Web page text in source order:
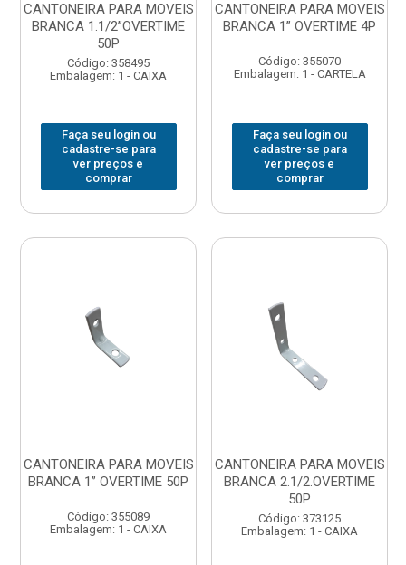
CANTONEIRA PARA MOVEIS
BRANCA 1.1/2”OVERTIME
50P
Código: 358495
Embalagem: 1 - CAIXA
Faça seu login ou
cadastre-se para
ver preços e
comprar
CANTONEIRA PARA MOVEIS
BRANCA 1” OVERTIME 4P
Código: 355070
Embalagem: 1 - CARTELA
Faça seu login ou
cadastre-se para
ver preços e
comprar
CANTONEIRA PARA MOVEIS
BRANCA 1” OVERTIME 50P
Código: 355089
Embalagem: 1 - CAIXA
CANTONEIRA PARA MOVEIS
BRANCA 2.1/2.OVERTIME
50P
Código: 373125
Embalagem: 1 - CAIXA